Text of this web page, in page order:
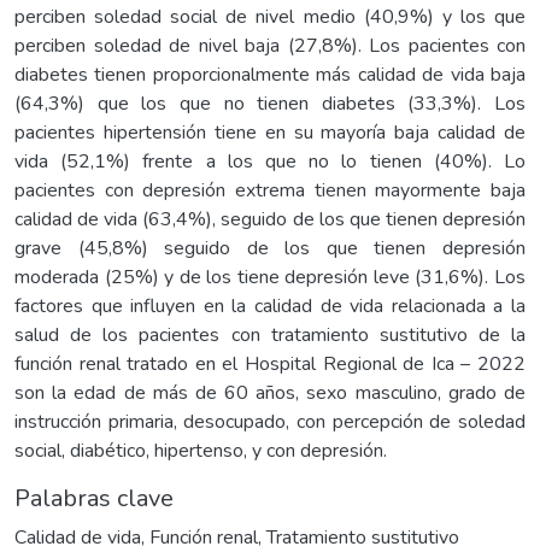
perciben soledad social de nivel medio (40,9%) y los que
perciben soledad de nivel baja (27,8%). Los pacientes con
diabetes tienen proporcionalmente más calidad de vida baja
(64,3%) que los que no tienen diabetes (33,3%). Los
pacientes hipertensión tiene en su mayoría baja calidad de
vida (52,1%) frente a los que no lo tienen (40%). Lo
pacientes con depresión extrema tienen mayormente baja
calidad de vida (63,4%), seguido de los que tienen depresión
grave (45,8%) seguido de los que tienen depresión
moderada (25%) y de los tiene depresión leve (31,6%). Los
factores que influyen en la calidad de vida relacionada a la
salud de los pacientes con tratamiento sustitutivo de la
función renal tratado en el Hospital Regional de Ica – 2022
son la edad de más de 60 años, sexo masculino, grado de
instrucción primaria, desocupado, con percepción de soledad
social, diabético, hipertenso, y con depresión.
Palabras clave
Calidad de vida, Función renal,Tratamiento sustitutivo